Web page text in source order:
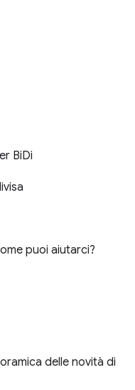
BiDi
puoi aiutarci?
delle novità di